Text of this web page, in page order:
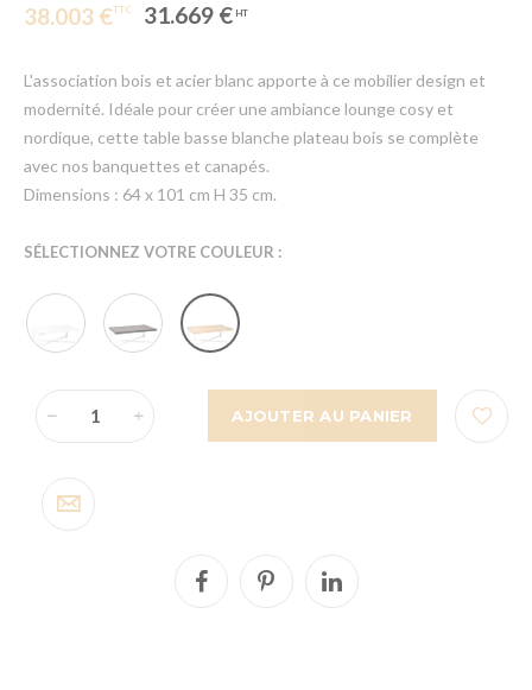
38.003 € 31.669 €
L'association bois et acier blanc apporte à ce mobilier design et
modernité. Idéale pour créer une ambiance lounge cosy et
nordique, cette table basse blanche plateau bois se complète
avec nos banquettes et canapés.
Dimensions : 64 x 101 cm H 35 cm.
SÉLECTIONNEZ VOTRE COULEUR :
AJOUTER AU PANIER